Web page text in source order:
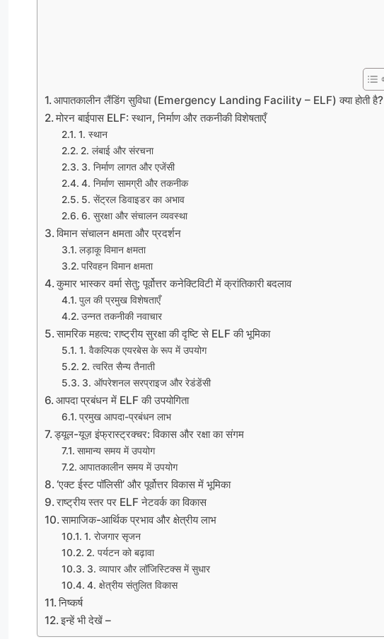
आपातकालीन लैंडिंग सुविधा (Emergency Landing Facility – ELF) क्या होती है?
मोरन बाईपास ELF: स्थान, निर्माण और तकनीकी विशेषताएँ
1. स्थान
2. लंबाई और संरचना
3. निर्माण लागत और एजेंसी
4. निर्माण सामग्री और तकनीक
5. सेंट्रल डिवाइडर का अभाव
6. सुरक्षा और संचालन व्यवस्था
विमान संचालन क्षमता और प्रदर्शन
लड़ाकू विमान क्षमता
परिवहन विमान क्षमता
कुमार भास्कर वर्मा सेतु: पूर्वोत्तर कनेक्टिविटी में क्रांतिकारी बदलाव
पुल की प्रमुख विशेषताएँ
उन्नत तकनीकी नवाचार
सामरिक महत्व: राष्ट्रीय सुरक्षा की दृष्टि से ELF की भूमिका
1. वैकल्पिक एयरबेस के रूप में उपयोग
2. त्वरित सैन्य तैनाती
3. ऑपरेशनल सरप्राइज और रेडंडेंसी
आपदा प्रबंधन में ELF की उपयोगिता
प्रमुख आपदा-प्रबंधन लाभ
ड्यूल-यूज़ इंफ्रास्ट्रक्चर: विकास और रक्षा का संगम
सामान्य समय में उपयोग
आपातकालीन समय में उपयोग
‘एक्ट ईस्ट पॉलिसी’ और पूर्वोत्तर विकास में भूमिका
राष्ट्रीय स्तर पर ELF नेटवर्क का विकास
सामाजिक-आर्थिक प्रभाव और क्षेत्रीय लाभ
1. रोजगार सृजन
2. पर्यटन को बढ़ावा
3. व्यापार और लॉजिस्टिक्स में सुधार
4. क्षेत्रीय संतुलित विकास
निष्कर्ष
इन्हें भी देखें –